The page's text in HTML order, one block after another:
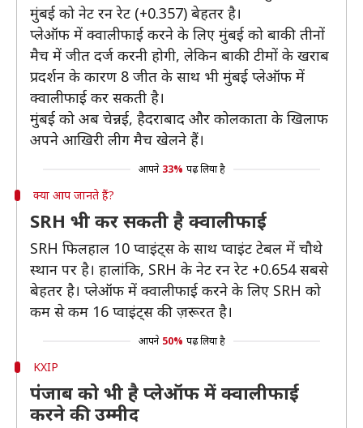
मुंबई को नेट रन रेट (+0.357) बेहतर है।
प्लेऑफ में क्वालीफाई करने के लिए मुंबई को बाकी तीनों
मैच में जीत दर्ज करनी होगी, लेकिन बाकी टीमों के खराब
प्रदर्शन के कारण 8 जीत के साथ भी मुंबई प्लेऑफ में
क्वालीफाई कर सकती है।
मुंबई को अब चेन्नई, हैदराबाद और कोलकाता के खिलाफ
अपने आखिरी लीग मैच खेलने हैं।
आपने 33% पढ़ लिया है
क्या आप जानते हैं?
SRH भी कर सकती है क्वालीफाई
SRH फिलहाल 10 प्वाइंट्स के साथ प्वाइंट टेबल में चौथे
स्थान पर है। हालांकि, SRH के नेट रन रेट +0.654 सबसे
बेहतर है। प्लेऑफ में क्वालीफाई करने के लिए SRH को
कम से कम 16 प्वाइंट्स की ज़रूरत है।
आपने 50% पढ़ लिया है
KXIP
पंजाब को भी है प्लेऑफ में क्वालीफाई
करने की उम्मीद